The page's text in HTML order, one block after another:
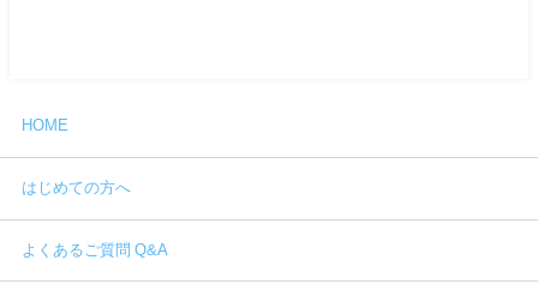
HOME
はじめての方へ
よくあるご質問 Q&A